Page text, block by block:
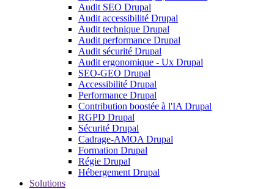
Audit SEO Drupal
Audit accessibilité Drupal
Audit technique Drupal
Audit performance Drupal
Audit sécurité Drupal
Audit ergonomique - Ux Drupal
SEO-GEO Drupal
Accessibilité Drupal
Performance Drupal
Contribution boostée à l'IA Drupal
RGPD Drupal
Sécurité Drupal
Cadrage-AMOA Drupal
Formation Drupal
Régie Drupal
Hébergement Drupal
Solutions